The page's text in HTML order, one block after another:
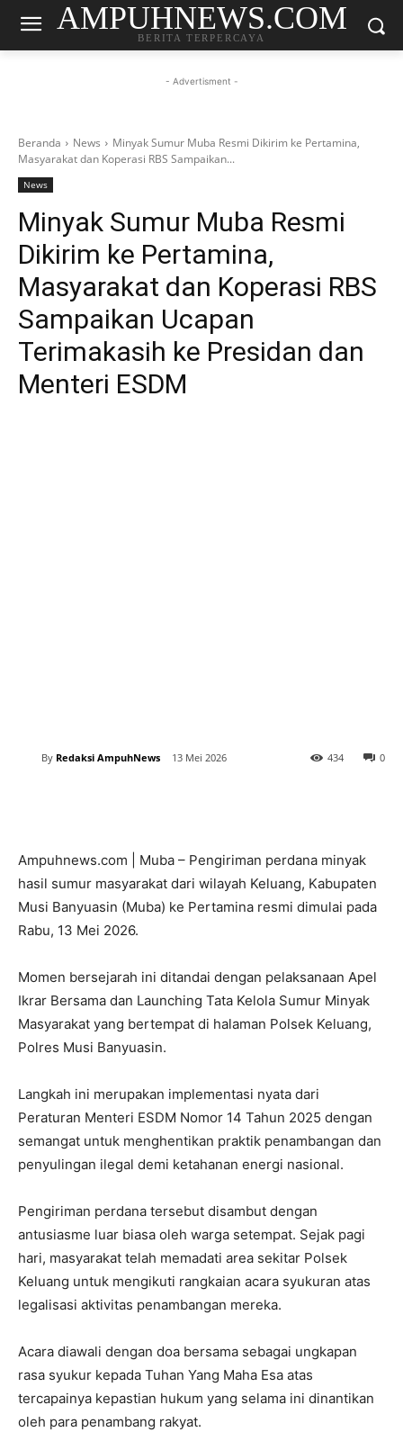
AMPUHNEWS.COM
BERITA TERPERCAYA
- Advertisment -
Beranda News
Minyak Sumur Muba Resmi Dikirim ke Pertamina,
Masyarakat dan Koperasi RBS Sampaikan...
News
Minyak Sumur Muba Resmi
Dikirim ke Pertamina,
Masyarakat dan Koperasi RBS
Sampaikan Ucapan
Terimakasih ke Presidan dan
Menteri ESDM
By Redaksi AmpuhNews 13 Mei 2026 0
434
Ampuhnews.com | Muba – Pengiriman perdana minyak
hasil sumur masyarakat dari wilayah Keluang, Kabupaten
Musi Banyuasin (Muba) ke Pertamina resmi dimulai pada
Rabu, 13 Mei 2026.
Momen bersejarah ini ditandai dengan pelaksanaan Apel
Ikrar Bersama dan Launching Tata Kelola Sumur Minyak
Masyarakat yang bertempat di halaman Polsek Keluang,
Polres Musi Banyuasin.
Langkah ini merupakan implementasi nyata dari
Peraturan Menteri ESDM Nomor 14 Tahun 2025 dengan
semangat untuk menghentikan praktik penambangan dan
penyulingan ilegal demi ketahanan energi nasional.
Pengiriman perdana tersebut disambut dengan
antusiasme luar biasa oleh warga setempat. Sejak pagi
hari, masyarakat telah memadati area sekitar Polsek
Keluang untuk mengikuti rangkaian acara syukuran atas
legalisasi aktivitas penambangan mereka.
Acara diawali dengan doa bersama sebagai ungkapan
rasa syukur kepada Tuhan Yang Maha Esa atas
tercapainya kepastian hukum yang selama ini dinantikan
oleh para penambang rakyat.